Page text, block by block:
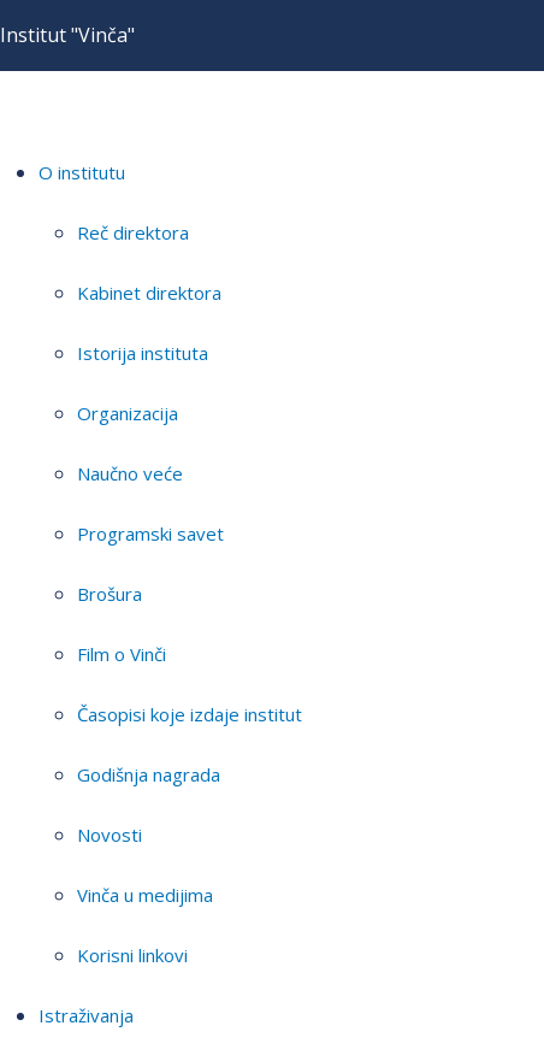
Institut "Vinča"
O institutu
Reč direktora
Kabinet direktora
Istorija instituta
Organizacija
Naučno veće
Programski savet
Brošura
Film o Vinči
Časopisi koje izdaje institut
Godišnja nagrada
Novosti
Vinča u medijima
Korisni linkovi
Istraživanja